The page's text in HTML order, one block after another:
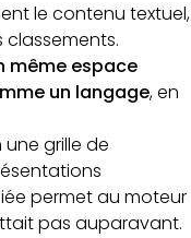
le contenu textuel,
classements.
même espace
un langage, en
une grille de
permet au moteur
pas auparavant.